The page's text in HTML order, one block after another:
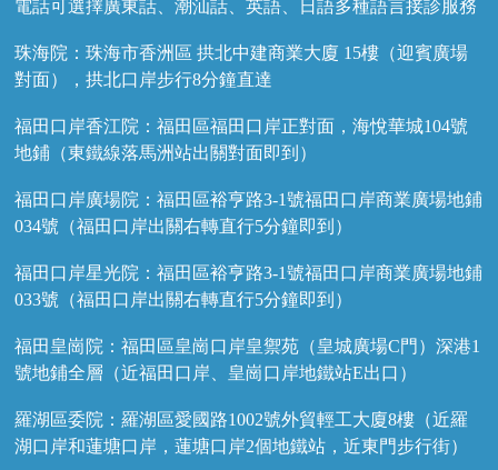
電話可選擇廣東話、潮汕話、英語、日語多種語言接診服務
珠海院：珠海市香洲區 拱北中建商業大廈 15樓（迎賓廣場
對面），拱北口岸步行8分鐘直達
福田口岸香江院：福田區福田口岸正對面，海悅華城104號
地鋪（東鐵線落馬洲站出關對面即到）
福田口岸廣場院：福田區裕亨路3-1號福田口岸商業廣場地鋪
034號（福田口岸出關右轉直行5分鐘即到）
福田口岸星光院：福田區裕亨路3-1號福田口岸商業廣場地鋪
033號（福田口岸出關右轉直行5分鐘即到）
福田皇崗院：福田區皇崗口岸皇禦苑（皇城廣場C門）深港1
號地鋪全層（近福田口岸、皇崗口岸地鐵站E出口）
羅湖區委院：羅湖區愛國路1002號外貿輕工大廈8樓（近羅
湖口岸和蓮塘口岸，蓮塘口岸2個地鐵站，近東門步行街）